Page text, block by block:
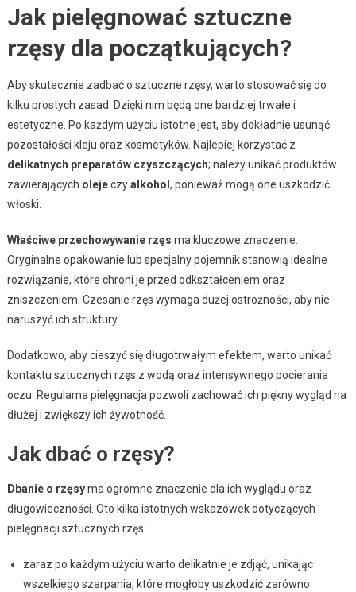
Jak pielęgnować sztuczne
rzęsy dla początkujących?
Aby skutecznie zadbać o sztuczne rzęsy, warto stosować się do
kilku prostych zasad. Dzięki nim będą one bardziej trwałe i
estetyczne. Po każdym użyciu istotne jest, aby dokładnie usunąć
pozostałości kleju oraz kosmetyków. Najlepiej korzystać z
delikatnych preparatów czyszczących; należy unikać produktów
zawierających olejeczyalkohol , ponieważ mogą one uszkodzić
włoski.
Właściwe przechowywanie rzęs ma kluczowe znaczenie.
Oryginalne opakowanie lub specjalny pojemnik stanowią idealne
rozwiązanie, które chroni je przed odkształceniem oraz
zniszczeniem. Czesanie rzęs wymaga dużej ostrożności, aby nie
naruszyć ich struktury.
Dodatkowo, aby cieszyć się długotrwałym efektem, warto unikać
kontaktu sztucznych rzęs z wodą oraz intensywnego pocierania
oczu. Regularna pielęgnacja pozwoli zachować ich piękny wygląd na
dłużej i zwiększy ich żywotność.
Jak dbać o rzęsy?
Dbanie o rzęsyma ogromne znaczenie dla ich wyglądu oraz
długowieczności. Oto kilka istotnych wskazówek dotyczących
pielęgnacji sztucznych rzęs:
zaraz po każdym użyciu warto delikatnie je zdjąć, unikając
wszelkiego szarpania, które mogłoby uszkodzić zarówno